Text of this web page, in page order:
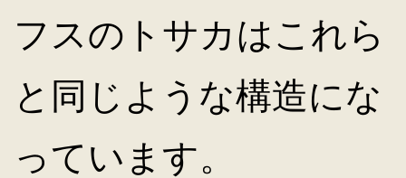
フスのトサカはこれら
と同じような構造にな
っています。